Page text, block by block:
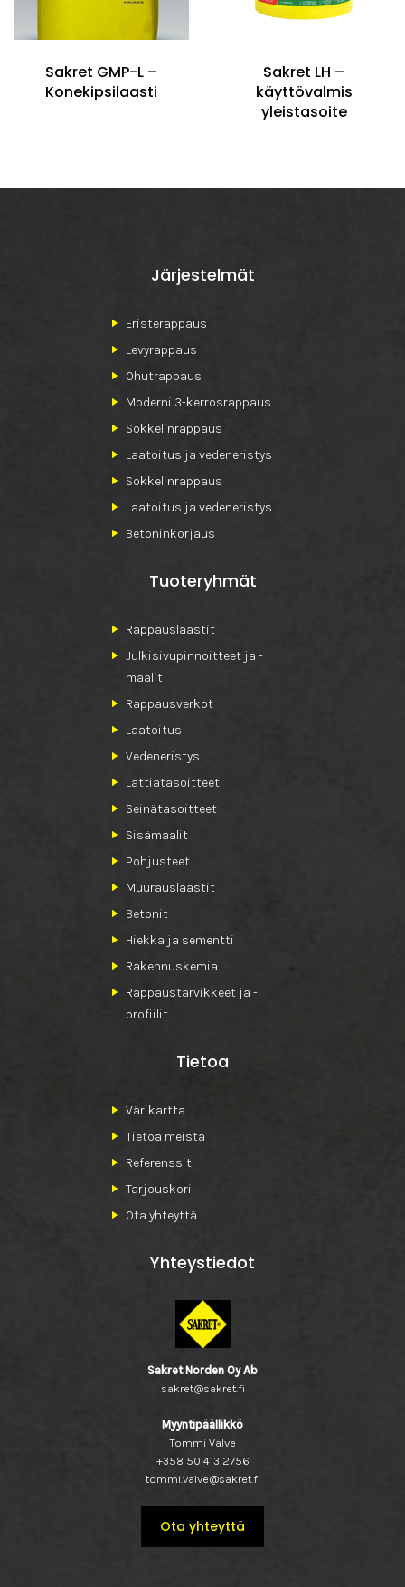
Sakret GMP-L –
Konekipsilaasti
Sakret LH –
käyttövalmis
yleistasoite
Järjestelmät
Eristerappaus
Levyrappaus
Ohutrappaus
Moderni 3-kerrosrappaus
Sokkelinrappaus
Laatoitus ja vedeneristys
Sokkelinrappaus
Laatoitus ja vedeneristys
Betoninkorjaus
Tuoteryhmät
Rappauslaastit
Julkisivupinnoitteet ja -
maalit
Rappausverkot
Laatoitus
Vedeneristys
Lattiatasoitteet
Seinätasoitteet
Sisämaalit
Pohjusteet
Muurauslaastit
Betonit
Hiekka ja sementti
Rakennuskemia
Rappaustarvikkeet ja -
profiilit
Tietoa
Värikartta
Tietoa meistä
Referenssit
Tarjouskori
Ota yhteyttä
Yhteystiedot
Sakret Norden Oy Ab
sakret@sakret.fi
Myyntipäällikkö
Tommi Valve
+358 50 413 2756
tommi.valve@sakret.fi
Ota yhteyttä